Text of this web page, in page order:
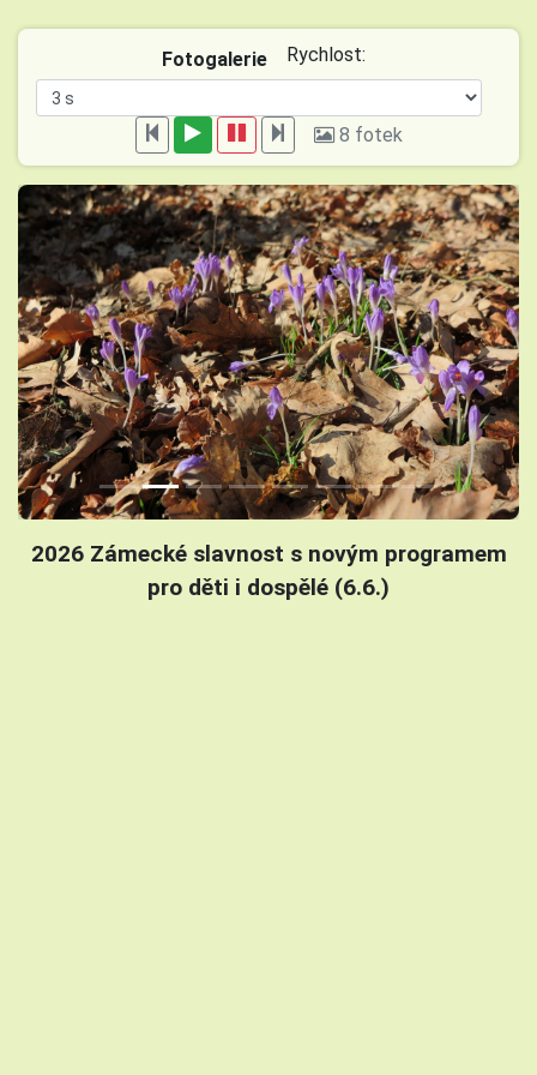
Fotogalerie Rychlost:
8 fotek
2026 Zámecké slavnost s novým programem
pro děti i dospělé (6.6.)